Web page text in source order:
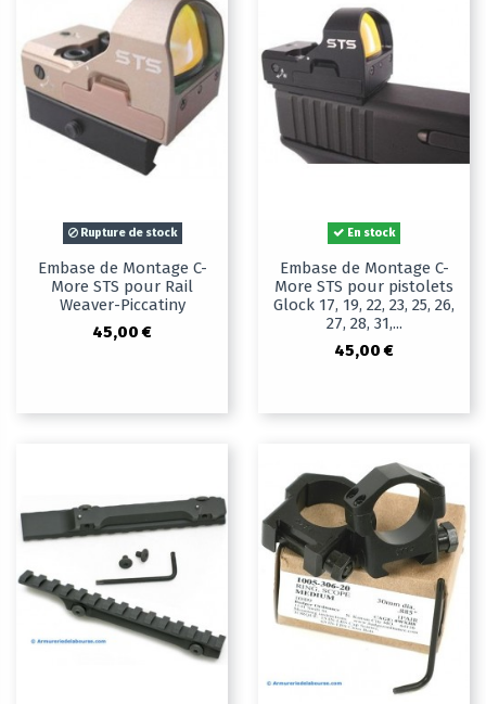
Rupture de stock
Embase de Montage C-
More STS pour Rail
Weaver-Piccatiny
45,00 €
En stock
Embase de Montage C-
More STS pour pistolets
Glock 17, 19, 22, 23, 25, 26,
27, 28, 31,...
45,00 €